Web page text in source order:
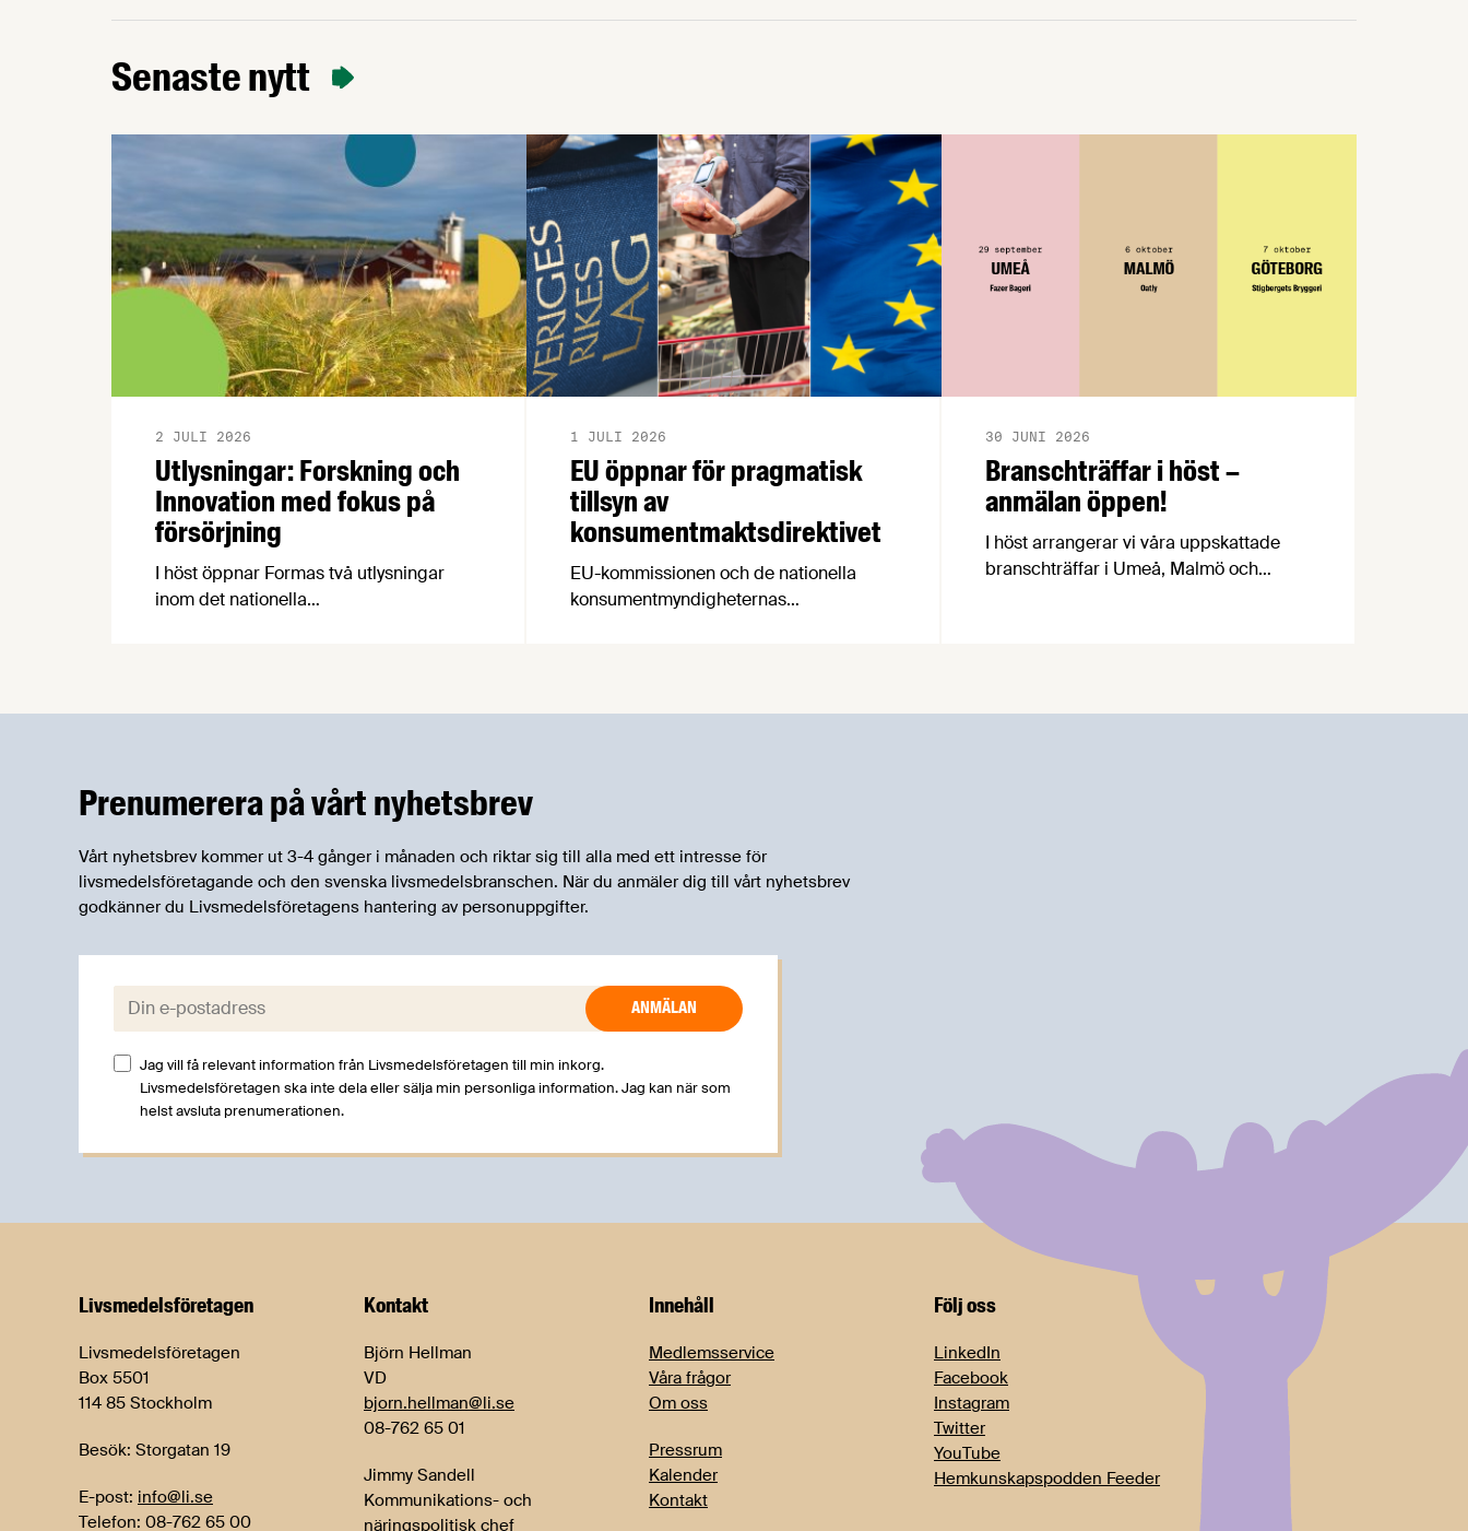
tillvaratas fullt ut.
Livsmedelsföretagens förhandlingschef
Senaste nytt
Utlysningar: Forskning och
Innovation med fokus på
försörjning
2 JULI 2026
I höst öppnar Formas två utlysningar
inom det nationella
innovationer som stärker Sveriges
livsmedelsförsörjning.
EU öppnar för pragmatisk
tillsyn av
konsumentmaktsdirektivet
1 JULI 2026
EU-kommissionen och de nationella
konsumentmyndigheternas
Branschträffar i höst –
anmälan öppen!
30 JUNI 2026
I höst arrangerar vi våra uppskattade
branschträffar i Umeå, Malmö och
Prenumerera på vårt nyhetsbrev
Vårt nyhetsbrev kommer ut 3-4 gånger i månaden och riktar sig till alla med ett intresse för
livsmedelsföretagande och den svenska livsmedelsbranschen. När du anmäler dig till vårt nyhetsbrev
godkänner du Livsmedelsföretagens hantering av personuppgifter.
E-post:
Jag vill få relevant information från Livsmedelsföretagen till min inkorg.
Livsmedelsföretagen ska inte dela eller sälja min personliga information. Jag kan när som
helst avsluta prenumerationen.
Livsmedels­företagen
Livsmedelsföretagen
Box 5501
114 85 Stockholm
Besök: Storgatan 19
E-post: info@li.se
Telefon: 08-762 65 00
Kontakt
Björn Hellman
VD
bjorn.hellman@li.se
08-762 65 01
Jimmy Sandell
Kommunikations- och
näringspolitisk chef
Innehåll
Medlemsservice
Våra frågor
Om oss
Pressrum
Kalender
Kontakt
Följ oss
LinkedIn
Facebook
Instagram
Twitter
YouTube
Hemkunskapspodden Feeder